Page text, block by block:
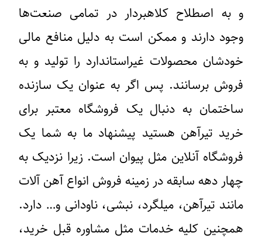
و به اصطلاح کلاهبردار در تمامی صنعت‌ها
وجود دارند و ممکن است به دلیل منافع مالی
خودشان محصولات غیراستاندارد را تولید و به
فروش برسانند. پس اگر به عنوان یک سازنده
ساختمان به دنبال یک فروشگاه معتبر برای
خرید تیرآهن هستید پیشنهاد ما به شما یک
فروشگاه آنلاین مثل پیوان است. زیرا نزدیک به
چهار دهه سابقه در زمینه فروش انواع آهن آلات
مانند تیرآهن، میلگرد، نبشی، ناودانی و… دارد.
همچنین کلیه خدمات مثل مشاوره قبل خرید،